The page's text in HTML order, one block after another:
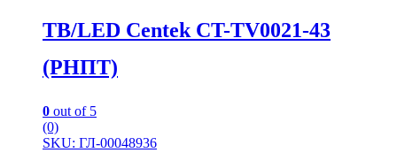
TB/LED Centek CT-TV0021-43
(РНПТ)
0 out of 5
(0)
SKU: ГЛ-00048936